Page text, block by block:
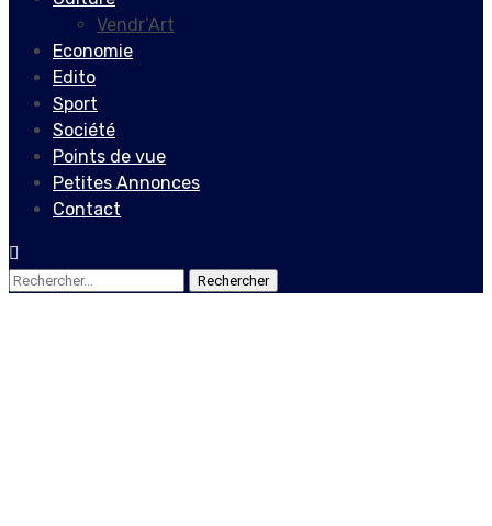
Vendr’Art
Economie
Edito
Sport
Société
Points de vue
Petites Annonces
Contact
Rechercher :